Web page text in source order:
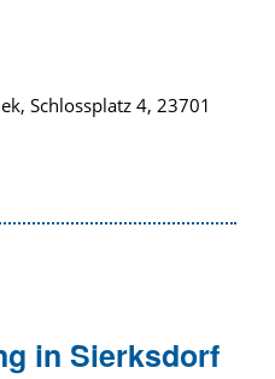
Schlossplatz 4, 23701
in Sierksdorf